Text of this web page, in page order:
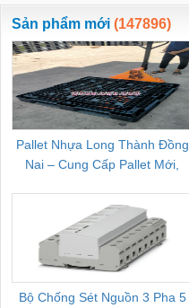
ewara
Sản phẩm mới (147896)
Pallet Nhựa Long Thành Đồng
Nai – Cung Cấp Pallet Mới,
Bộ Chống Sét Nguồn 3 Pha 5